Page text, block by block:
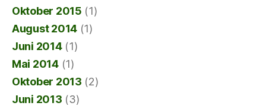
Oktober 2015 (1)
August 2014 (1)
Juni 2014(1)
Mai 2014(1)
Oktober 2013 (2)
Juni 2013 (3)